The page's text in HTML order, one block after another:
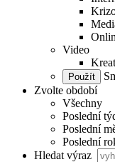
Video
Zvolte období
Všechny
Poslední
Poslední
Poslední
Hledat výraz